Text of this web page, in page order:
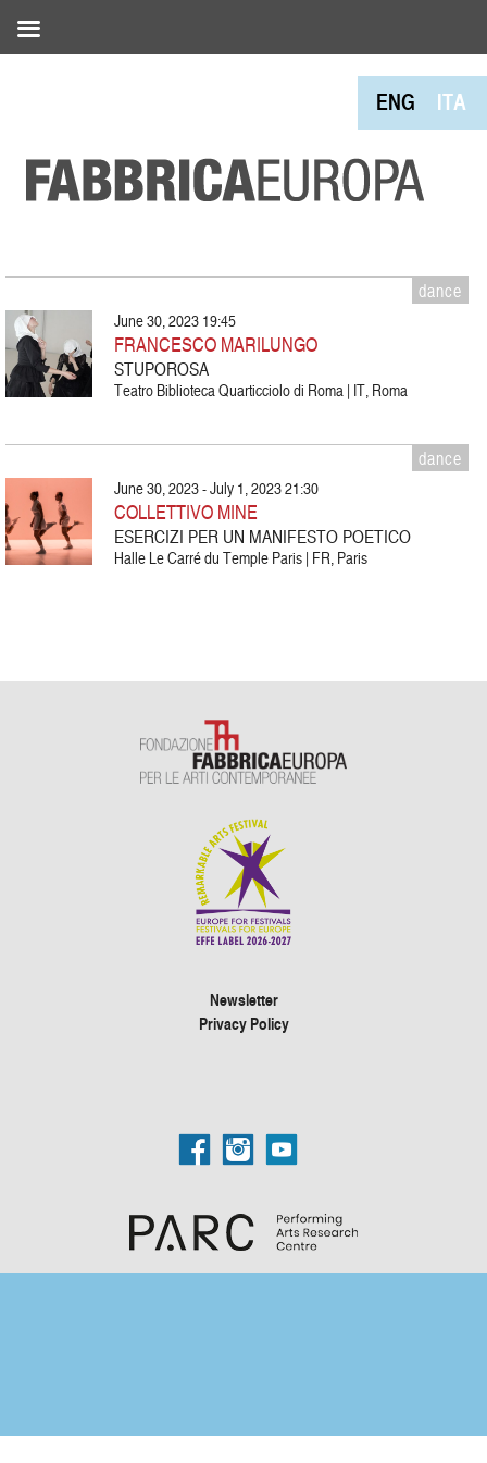
ENG ITA
dance
June 30, 2023 19:45
FRANCESCO MARILUNGO
STUPOROSA
Teatro Biblioteca Quarticciolo di Roma | IT, Roma
dance
June 30, 2023 - July 1, 2023 21:30
COLLETTIVO MINE
ESERCIZI PER UN MANIFESTO POETICO
Halle Le Carré du Temple Paris | FR, Paris
Newsletter
Privacy Policy